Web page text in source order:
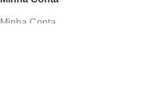
Minha Conta